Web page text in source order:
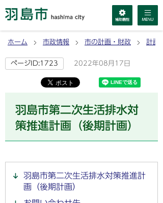
ホーム 市政情報 市の計画・財政 計画
ページID:1723 2022年08月17日
羽島市第二次生活排水対
策推進計画（後期計画）
羽島市第二次生活排水対策推進計
画（後期計画）